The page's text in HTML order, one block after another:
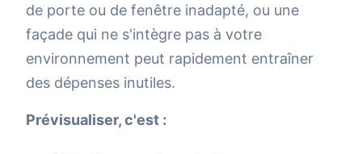
de porte ou de fenêtre inadapté, ou une
façade qui ne s'intègre pas à votre
environnement peut rapidement entraîner
des dépenses inutiles.
Prévisualiser, c'est :